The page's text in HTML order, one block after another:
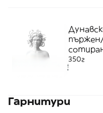
350г
Гарнитури